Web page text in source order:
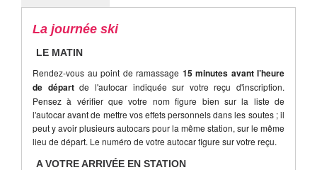
La journée ski
LE MATIN
Rendez-vous au point de ramassage 15 minutes avant l’heure
de départde l'autocar indiquée sur votre reçu d'inscription.
Pensez à vérifier que votre nom figure bien sur la liste de
l'autocar avant de mettre vos effets personnels dans les soutes ; il
peut y avoir plusieurs autocars pour la même station, sur le même
lieu de départ. Le numéro de votre autocar figure sur votre reçu.
A VOTRE ARRIVÉE EN STATION